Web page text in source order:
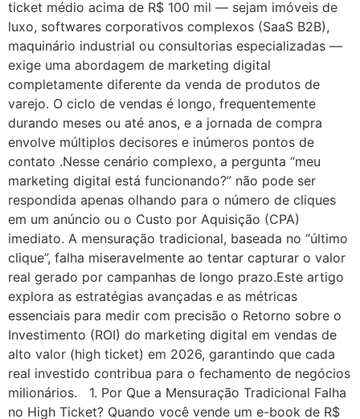
ticket médio acima de R$ 100 mil — sejam imóveis de
luxo, softwares corporativos complexos (SaaS B2B),
maquinário industrial ou consultorias especializadas —
exige uma abordagem de marketing digital
completamente diferente da venda de produtos de
varejo. O ciclo de vendas é longo, frequentemente
durando meses ou até anos, e a jornada de compra
envolve múltiplos decisores e inúmeros pontos de
contato .Nesse cenário complexo, a pergunta “meu
marketing digital está funcionando?” não pode ser
respondida apenas olhando para o número de cliques
em um anúncio ou o Custo por Aquisição (CPA)
imediato. A mensuração tradicional, baseada no “último
clique”, falha miseravelmente ao tentar capturar o valor
real gerado por campanhas de longo prazo.Este artigo
explora as estratégias avançadas e as métricas
essenciais para medir com precisão o Retorno sobre o
Investimento (ROI) do marketing digital em vendas de
alto valor (high ticket) em 2026, garantindo que cada
real investido contribua para o fechamento de negócios
milionários. 1. Por Que a Mensuração Tradicional Falha
no High Ticket? Quando você vende um e-book de R$